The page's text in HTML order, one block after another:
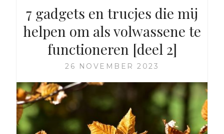
7 gadgets en trucjes die mij
helpen om als volwassene te
functioneren [deel 2]
26 NOVEMBER 2023